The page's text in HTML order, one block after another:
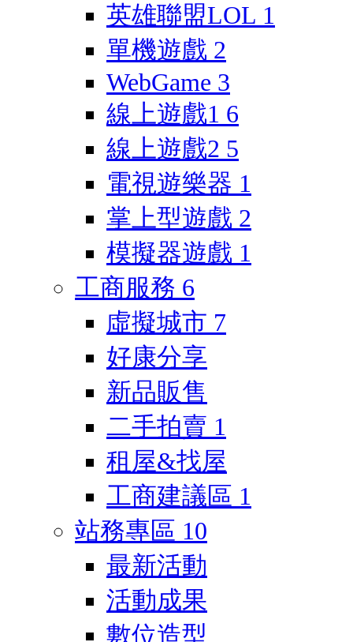
英雄聯盟LOL 1
單機遊戲 2
WebGame 3
線上遊戲1 6
線上遊戲2 5
電視遊樂器 1
掌上型遊戲 2
模擬器遊戲 1
工商服務 6
虛擬城市 7
好康分享
新品販售
二手拍賣 1
租屋&找屋
工商建議區 1
站務專區 10
最新活動
活動成果
數位造型